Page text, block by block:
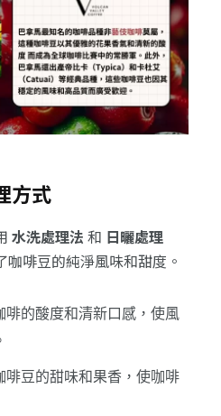
方式
水洗處理法 和 日曬處理
咖啡豆的純淨風味和甜度。
啡的酸度和清新口感，使風
啡豆的甜味和果香，使咖啡